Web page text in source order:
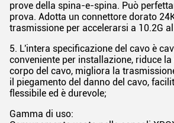
prove della spina-e-spina. Può
prova. Adotta un connettore dorato
trasmissione per accelerarsi a 10.2G
5. L'intera specificazione del cavo è
conveniente per installazione, riduce la
corpo del cavo, migliora la
il piegamento del danno del cavo,
flessibile ed è durevole;
Gamma di uso: